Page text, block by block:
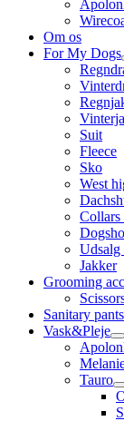
Om os
For My Dogs
Suit
Fleece
Sko
West
Collars
Udsalg
Jakker
Grooming
Sanitary
Vask&Pleje
Tauro